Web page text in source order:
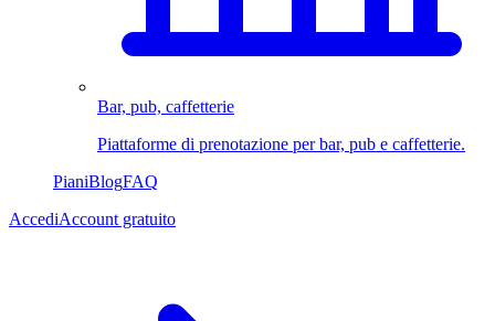
Bar, pub, caffetterie
Piattaforme di prenotazione per bar, pub e caffetterie.
PianiBlogFAQ
AccediAccount gratuito